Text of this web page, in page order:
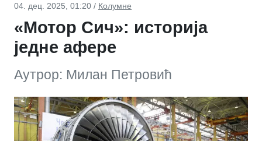
04. дец. 2025, 01:20 / Колумне
«Мотор Сич»: историја
једне афере
Аутрор: Милан Петровић